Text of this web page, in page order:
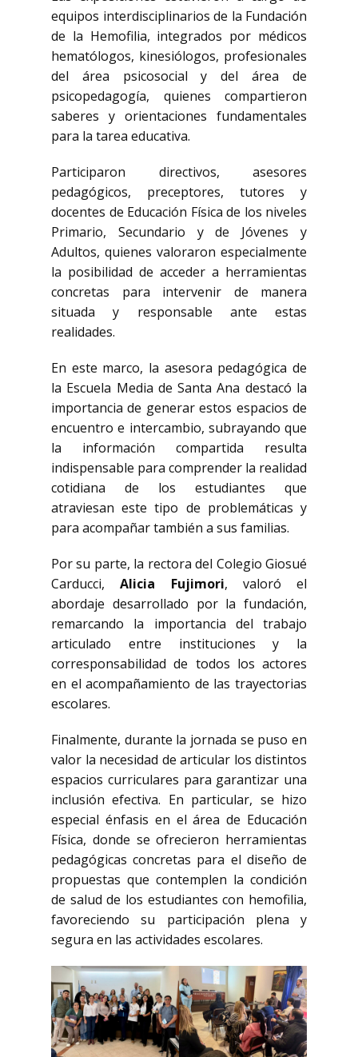
equipos interdisciplinarios de la Fundación
de la Hemofilia, integrados por médicos
hematólogos, kinesiólogos, profesionales
del área psicosocial y del área de
psicopedagogía, quienes compartieron
saberes y orientaciones fundamentales
para la tarea educativa.
Participaron directivos, asesores
pedagógicos, preceptores, tutores y
docentes de Educación Física de los niveles
Primario, Secundario y de Jóvenes y
Adultos, quienes valoraron especialmente
la posibilidad de acceder a herramientas
concretas para intervenir de manera
situada y responsable ante estas
realidades.
En este marco, la asesora pedagógica de
la Escuela Media de Santa Ana destacó la
importancia de generar estos espacios de
encuentro e intercambio, subrayando que
la información compartida resulta
indispensable para comprender la realidad
cotidiana de los estudiantes que
atraviesan este tipo de problemáticas y
para acompañar también a sus familias.
Por su parte, la rectora del Colegio Giosué
Carducci,Alicia Fujimori, valoró el
abordaje desarrollado por la fundación,
remarcando la importancia del trabajo
articulado entre instituciones y la
corresponsabilidad de todos los actores
en el acompañamiento de las trayectorias
escolares.
Finalmente, durante la jornada se puso en
valor la necesidad de articular los distintos
espacios curriculares para garantizar una
inclusión efectiva. En particular, se hizo
especial énfasis en el área de Educación
Física, donde se ofrecieron herramientas
pedagógicas concretas para el diseño de
propuestas que contemplen la condición
de salud de los estudiantes con hemofilia,
favoreciendo su participación plena y
segura en las actividades escolares.